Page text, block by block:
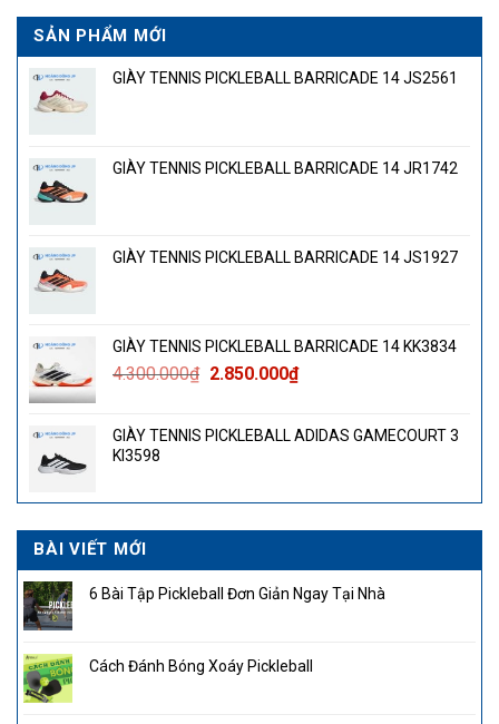
SẢN PHẨM MỚI
GIÀY TENNIS PICKLEBALL BARRICADE 14 JS2561
GIÀY TENNIS PICKLEBALL BARRICADE 14 JR1742
GIÀY TENNIS PICKLEBALL BARRICADE 14 JS1927
GIÀY TENNIS PICKLEBALL BARRICADE 14 KK3834
4.300.000₫ Giá
4.300.000₫.
2.850.000₫Giá
là:
GIÀY TENNIS PICKLEBALL ADIDAS GAMECOURT 3
KI3598
BÀI VIẾT MỚI
6 Bài Tập Pickleball Đơn Giản Ngay Tại Nhà
Cách Đánh Bóng Xoáy Pickleball